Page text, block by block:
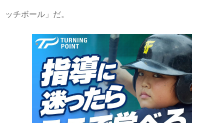
ッチボール」だ。